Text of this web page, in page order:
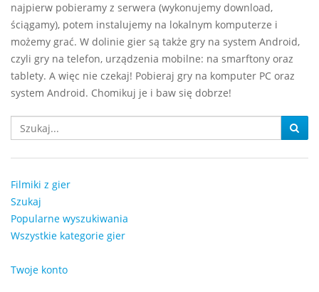
najpierw pobieramy z serwera (wykonujemy download,
ściągamy), potem instalujemy na lokalnym komputerze i
możemy grać. W dolinie gier są także gry na system Android,
czyli gry na telefon, urządzenia mobilne: na smarftony oraz
tablety. A więc nie czekaj! Pobieraj gry na komputer PC oraz
system Android. Chomikuj je i baw się dobrze!
Filmiki z gier
Szukaj
Popularne wyszukiwania
Wszystkie kategorie gier
Twoje konto